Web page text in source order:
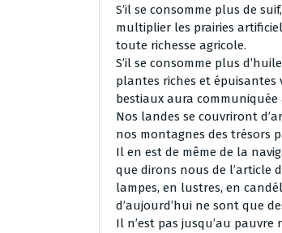
S’il se consomme plus de
multiplier les prairies
toute richesse agricole.
S’il se consomme plus
plantes riches et
bestiaux aura
Nos landes se couvriront
nos montagnes des trésors
Il en est de même de la
que dirons nous de l’article
lampes, en lustres, en
d’aujourd’hui ne sont que
Il n’est pas jusqu’au